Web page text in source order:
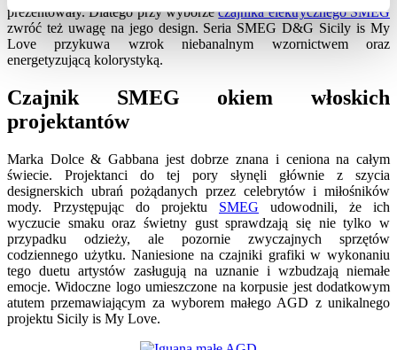
prezentowały. Dlatego przy wyborzeczajnika elektrycznego SMEG
zwróć też uwagę na jego design. Seria SMEG D&G Sicily is My
Love przykuwa wzrok niebanalnym wzornictwem oraz
energetyzującą kolorystyką.
Czajnik SMEG okiem włoskich
projektantów
Marka Dolce & Gabbana jest dobrze znana i ceniona na całym
świecie. Projektanci do tej pory słynęli głównie z szycia
designerskich ubrań pożądanych przez celebrytów i miłośników
mody. Przystępując do projektu SMEG udowodnili, że ich
wyczucie smaku oraz świetny gust sprawdzają się nie tylko w
przypadku odzieży, ale pozornie zwyczajnych sprzętów
codziennego użytku. Naniesione na czajniki grafiki w wykonaniu
tego duetu artystów zasługują na uznanie i wzbudzają niemałe
emocje. Widoczne logo umieszczone na korpusie jest dodatkowym
atutem przemawiającym za wyborem małego AGD z unikalnego
projektu Sicily is My Love.